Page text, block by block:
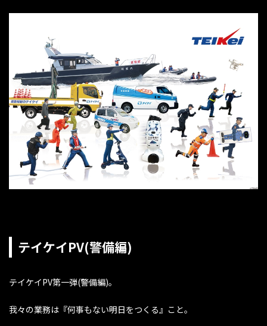
テイケイPV(警備編)
テイケイPV第一弾(警備編)。
我々の業務は『何事もない明日をつくる』こと。